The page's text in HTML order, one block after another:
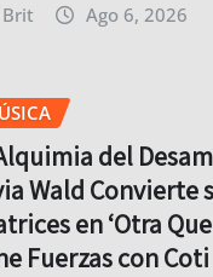
Brit Ago 6, 2026
del
Wald Convierte
en ‘Otra
Fuerzas con Coti